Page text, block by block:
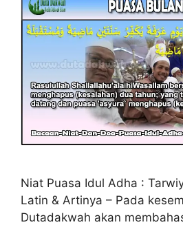
Niat Puasa Idul Adha :
Latin & Artinya – Pada
Dutadakwah akan